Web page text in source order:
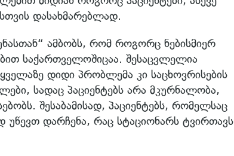
დასახმარებლად.
ამბობს, რომ როგორც ნებისმიერ
საქართველოშიცაა. შესაცვლელია
დიდი პრობლემა კი საცხოვრისების
სადაც პაციენტებს არა მკურნალობა,
შესაბამისად, პაციენტებს, რომელსაც
უწევთ დარჩენა, რაც სტაციონარს ტვირთავს